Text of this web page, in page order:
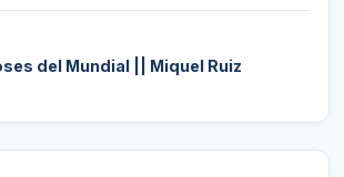
del Mundial || Miquel Ruiz